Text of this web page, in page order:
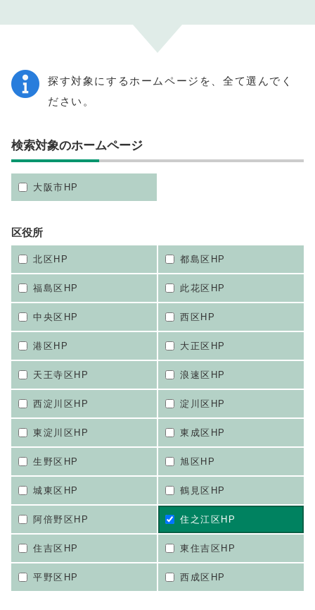
探す対象にするホームページを、全て選んでく
ださい。
検索対象のホームページ
大阪市HP
区役所
北区HP 都島区HP
福島区HP 此花区HP
中央区HP 西区HP
港区HP 大正区HP
天王寺区HP 浪速区HP
西淀川区HP 淀川区HP
東淀川区HP 東成区HP
生野区HP 旭区HP
城東区HP 鶴見区HP
阿倍野区HP 住之江区HP
住吉区HP 東住吉区HP
平野区HP 西成区HP